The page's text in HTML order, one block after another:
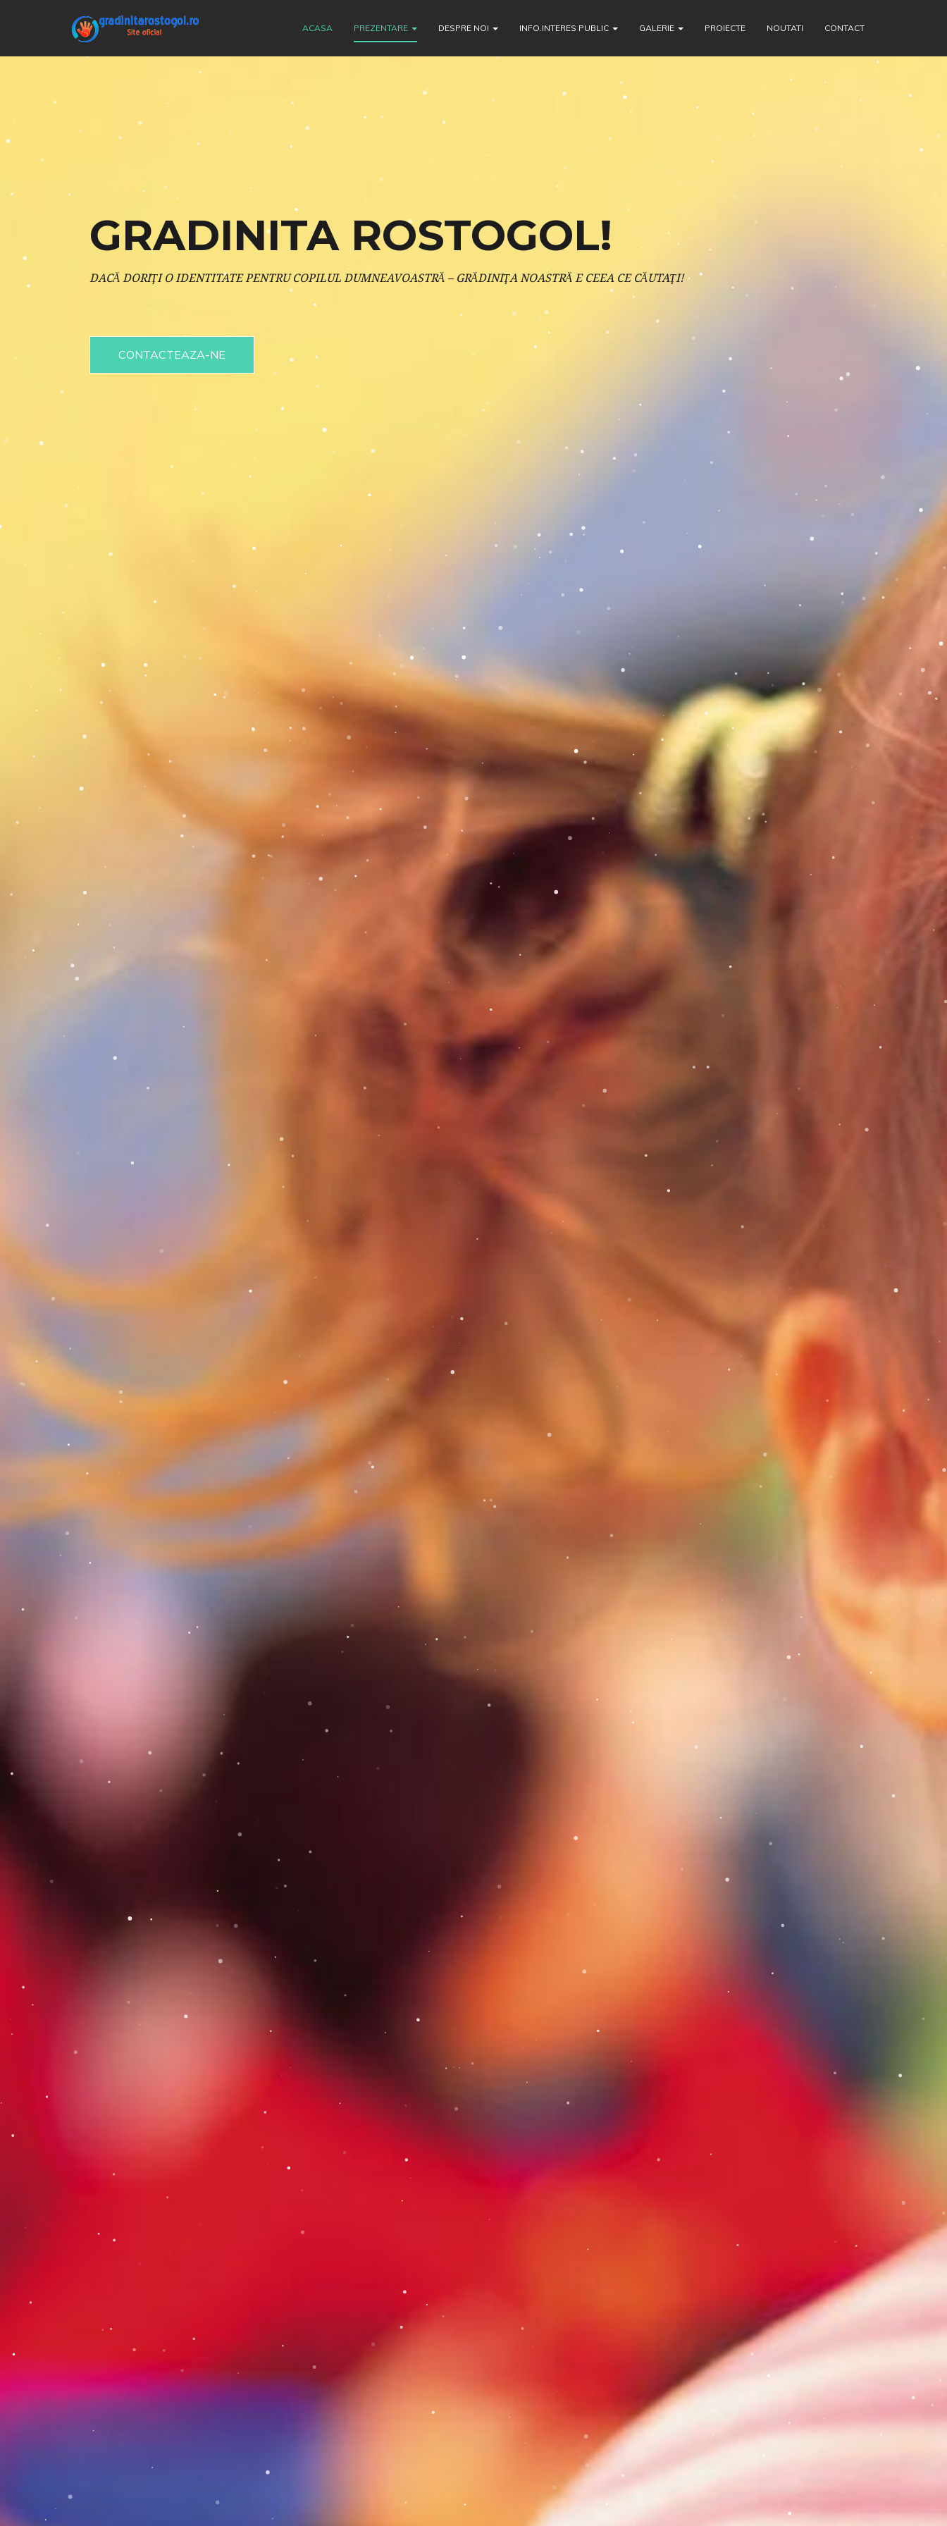
ACASA PREZENTARE DESPRE NOI INFO.INTERES PUBLIC GALERIE PROIECTE NOUTATI CONTACT
GRADINITA ROSTOGOL!
DACĂ DORIŢI O IDENTITATE PENTRU COPILUL DUMNEAVOASTRĂ – GRĂDINIŢA NOASTRĂ E CEEA CE CĂUTAŢI!
CONTACTEAZA-NE